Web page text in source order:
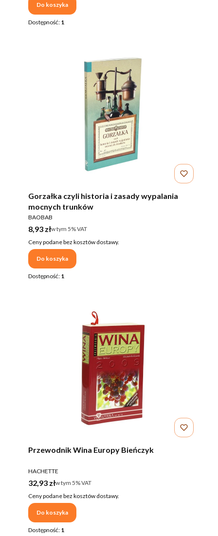
Do koszyka
Dostępność: 1
Gorzałka czyli historia i zasady wypalania
mocnych trunków
PRODUCENT
BAOBAB
Cena brutto
8,93 złw tym %s VAT
w tym 5%VAT
Ceny podane bez kosztów dostawy.
Do koszyka
Dostępność: 1
Przewodnik Wina Europy Bieńczyk
PRODUCENT
HACHETTE
Cena brutto
32,93 złw tym %s VAT
w tym 5%VAT
Ceny podane bez kosztów dostawy.
Do koszyka
Dostępność: 1